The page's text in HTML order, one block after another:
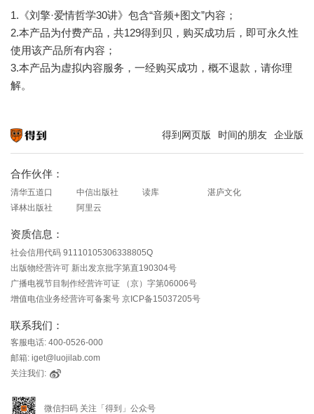
1.《刘擎·爱情哲学30讲》包含“音频+图文”内容；
2.本产品为付费产品，共129得到贝，购买成功后，即可永久性
使用该产品所有内容；
3.本产品为虚拟内容服务，一经购买成功，概不退款，请你理
解。
得到网页版 时间的朋友 企业版
合作伙伴：
清华五道口 中信出版社 读库
湛庐文化
译林出版社
阿里云
资质信息：
社会信用代码 91110105306338805Q
出版物经营许可 新出发京批字第直190304号
广播电视节目制作经营许可证 （京）字第06006号
增值电信业务经营许可备案号 京ICP备15037205号
联系我们：
客服电话: 400-0526-000
邮箱: iget@luojilab.com
关注我们:
微信扫码 关注「得到」公众号